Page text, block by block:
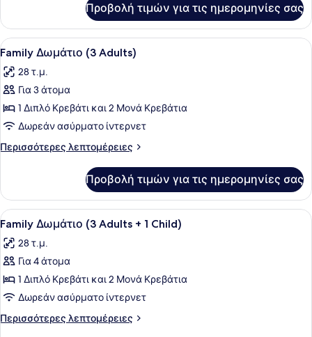
+
3
Children)
Δωμάτιο
(2
Adults
3
Children)
Προβολή τιμών για τις ημερομηνίες σας
Προβολή
όλων
των
φωτογραφιών
για
Family
Δωμάτιο
(3
Ένα σύγχρονο δωμάτιο
5
Family Δωμάτιο (3 Adults)
28 τ.μ.
Για 3 άτομα
1 Διπλό Κρεβάτι και 2 Μονά Κρεβάτια
Δωρεάν ασύρματο ίντερνετ
Περισσότερες λεπτομέρειες
Περισσότερες
Δωμάτιο
(3
Adults)
Προβολή τιμών για τις ημερομηνίες σας
Προβολή
όλων
των
φωτογραφιών
για
Family
Δωμάτιο
(3
Ένα σύγχρονο δωμάτιο
5
Family Δωμάτιο (3 Adults + 1 Child)
28 τ.μ.
Για 4 άτομα
1 Διπλό Κρεβάτι και 2 Μονά Κρεβάτια
Δωρεάν ασύρματο ίντερνετ
Περισσότερες λεπτομέρειες
Περισσότερες